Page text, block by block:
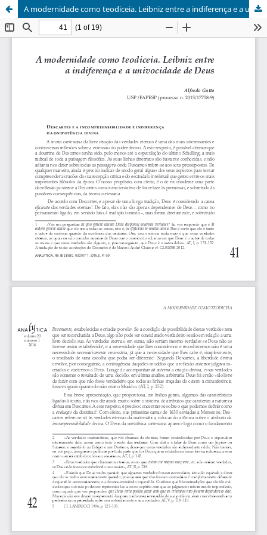
A modernidade como teodiceia. Leibniz entre a indiferença e a univocidade de Deus